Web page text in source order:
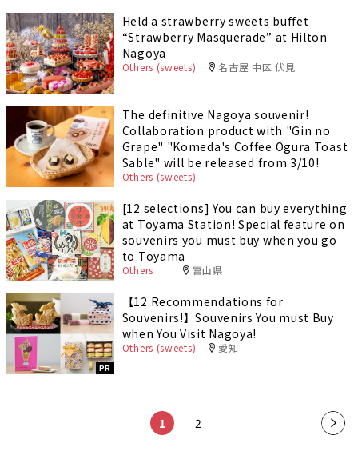
Held a strawberry sweets buffet
“Strawberry Masquerade” at Hilton
Nagoya
Others (sweets) 名古屋 中区 伏見
The definitive Nagoya souvenir!
Collaboration product with "Gin no
Grape" "Komeda's Coffee Ogura Toast
Sable" will be released from 3/10!
Others (sweets)
[12 selections] You can buy everything
at Toyama Station! Special feature on
souvenirs you must buy when you go
to Toyama
Others 富山県
PR
【12 Recommendations for
Souvenirs!】Souvenirs You must Buy
when You Visit Nagoya!
Others (sweets) 愛知
1 2 »